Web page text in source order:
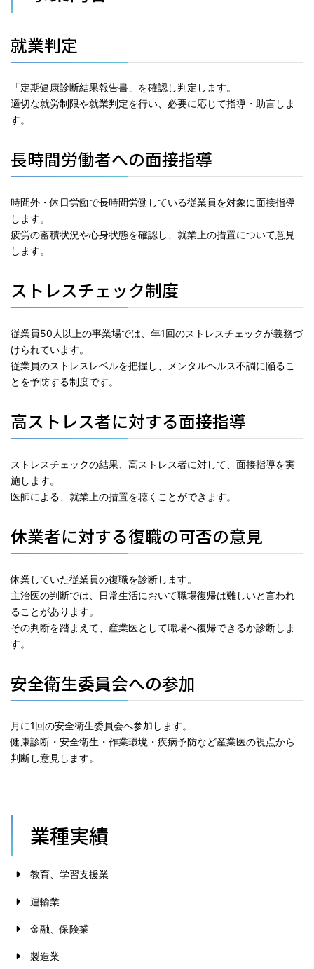
就業判定
「定期健康診断結果報告書」を確認し判定します。
適切な就労制限や就業判定を行い、必要に応じて指導・助言しま
す。
長時間労働者への面接指導
時間外・休日労働で長時間労働している従業員を対象に面接指導
します。
疲労の蓄積状況や心身状態を確認し、就業上の措置について意見
します。
ストレスチェック制度
従業員50人以上の事業場では、年1回のストレスチェックが義務づ
けられています。
従業員のストレスレベルを把握し、メンタルヘルス不調に陥るこ
とを予防する制度です。
高ストレス者に対する面接指導
ストレスチェックの結果、高ストレス者に対して、面接指導を実
施します。
医師による、就業上の措置を聴くことができます。
休業者に対する復職の可否の意見
休業していた従業員の復職を診断します。
主治医の判断では、日常生活において職場復帰は難しいと言われ
ることがあります。
その判断を踏まえて、産業医として職場へ復帰できるか診断しま
す。
安全衛生委員会への参加
月に1回の安全衛生委員会へ参加します。
健康診断・安全衛生・作業環境・疾病予防など産業医の視点から
判断し意見します。
業種実績
教育、学習支援業
運輸業
金融、保険業
製造業